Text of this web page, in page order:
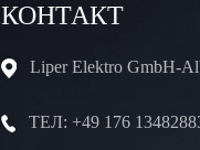
КОНТАКТ
Liper Elektro GmbH-
ТЕЛ: +49 176